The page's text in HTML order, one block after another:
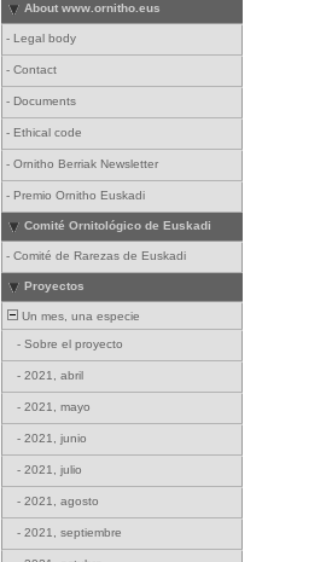
About www.ornitho.eus
- Legal body
- Contact
- Documents
- Ethical code
- Ornitho Berriak Newsletter
- Premio Ornitho Euskadi
Comité Ornitológico de Euskadi
- Comité de Rarezas de Euskadi
Proyectos
Un mes, una especie
- Sobre el proyecto
- 2021, abril
- 2021, mayo
- 2021, junio
- 2021, julio
- 2021, agosto
- 2021, septiembre